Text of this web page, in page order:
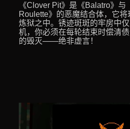
《Clover Pit》是《Balatro》与
Roulette》的恶魔结合体，它
炼狱之中。锈迹斑斑的牢房中
机，你必须在每轮结束时偿清
的毁灭——绝非虚言！